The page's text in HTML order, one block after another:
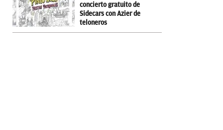
concierto gratuito de
Sidecars con Azier de
teloneros